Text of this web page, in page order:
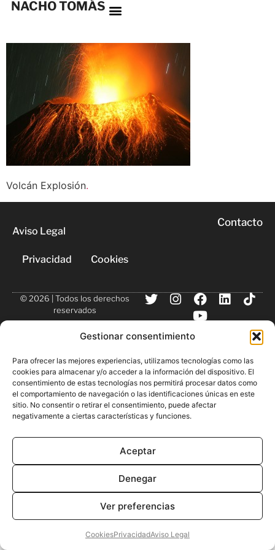
Gestionar consentimiento
Para ofrecer las mejores experiencias, utilizamos tecnologías como las
cookies para almacenar y/o acceder a la información del dispositivo. El
consentimiento de estas tecnologías nos permitirá procesar datos como
el comportamiento de navegación o las identificaciones únicas en este
sitio. No consentir o retirar el consentimiento, puede afectar
negativamente a ciertas características y funciones.
Aceptar
Denegar
Ver preferencias
CookiesPrivacidadAviso Legal
NACHO TOMÁS
Volcán Explosión.
Aviso Legal
Privacidad Cookies
Contacto
© 2026 | Todos los derechos
reservados